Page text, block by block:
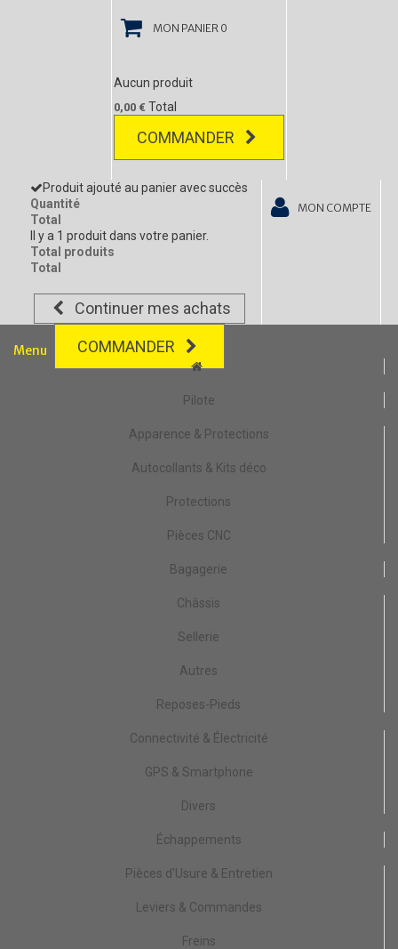
MON PANIER 0
Aucun produit
0,00 € Total
COMMANDER
Produit ajouté au panier avec succès
Quantité
Total
Il y a 1 produit dans votre panier.
Total produits
Total
Continuer mes achats
COMMANDER
MON COMPTE
Menu
Pilote
Apparence & Protections
Autocollants & Kits déco
Protections
Pièces CNC
Bagagerie
Châssis
Sellerie
Autres
Reposes-Pieds
Connectivité & Électricité
GPS & Smartphone
Divers
Échappements
Pièces d'Usure & Entretien
Leviers & Commandes
Freins